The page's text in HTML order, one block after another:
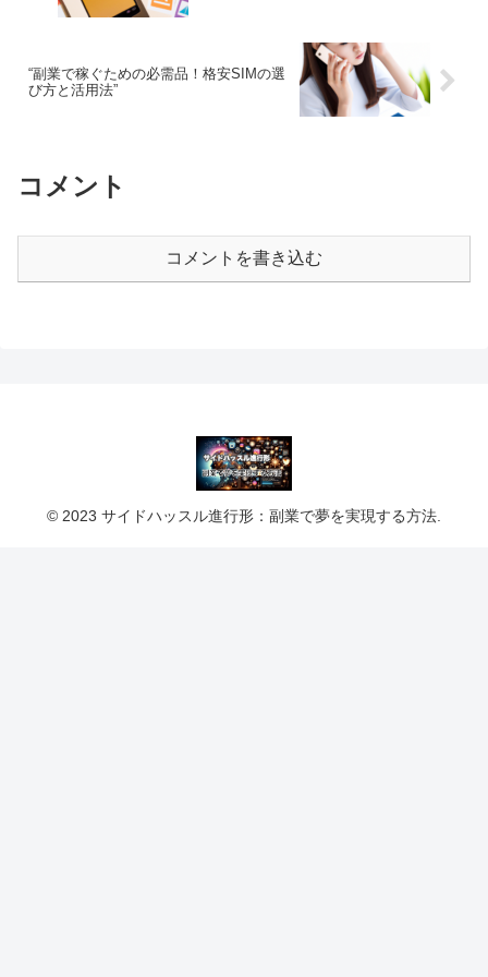
“副業で稼ぐための必需品！格安SIMの選
び方と活用法”
コメント
コメントを書き込む
© 2023 サイドハッスル進行形：副業で夢を実現する方法.